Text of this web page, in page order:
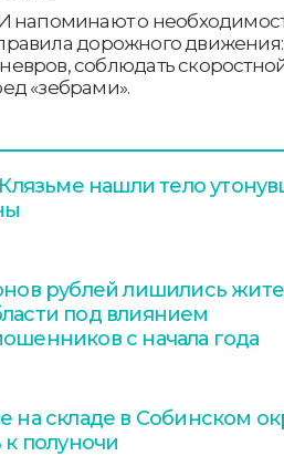
напоминают о
дорожного
соблюдать
«зебрами».
нашли тело
рублей лишились
под влиянием
с начала года
на складе в Собинском
полуночи